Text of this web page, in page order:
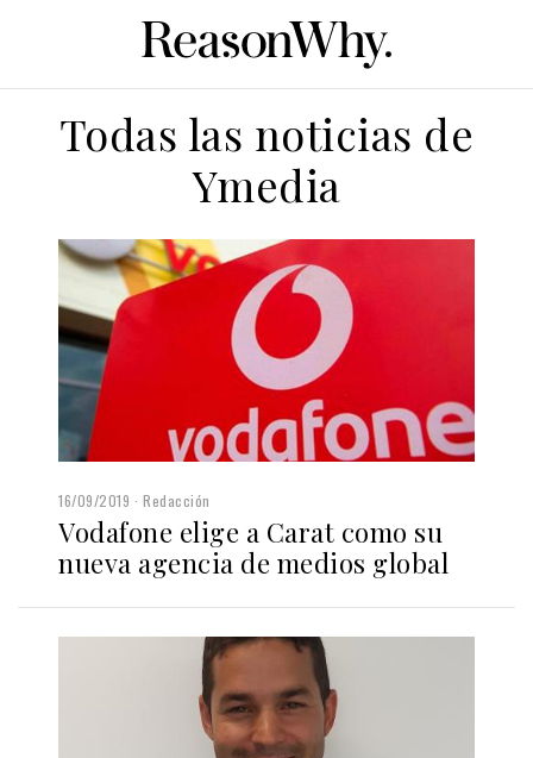
Todas las noticias de
Ymedia
16/09/2019 Redacción
Vodafone elige a Carat como su
nueva agencia de medios global